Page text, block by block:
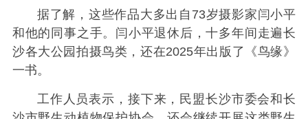
据了解，这些作品大多出自73岁摄影家闫小平
和他的同事之手。闫小平退休后，十多年间走遍长
沙各大公园拍摄鸟类，还在2025年出版了《鸟缘》
一书。
工作人员表示，接下来，民盟长沙市委会和长